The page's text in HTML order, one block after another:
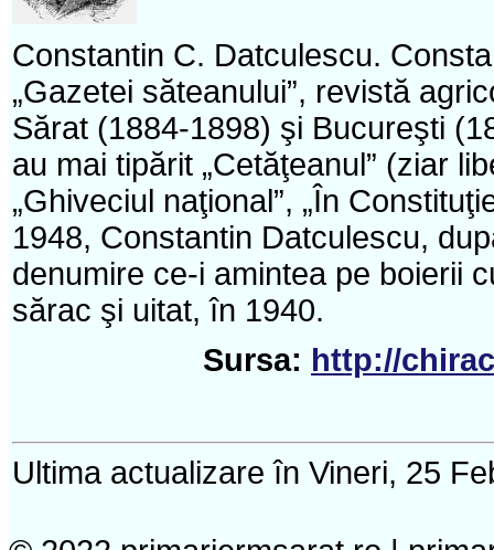
Constantin C. Datculescu.
„Gazetei săteanului”, revistă
Sărat (1884-1898) şi Bucureşti
au mai tipărit „Cetăţeanul” (ziar
„Ghiveciul naţional”, „În
1948, Constantin Datculescu,
denumire ce-i amintea pe boierii
sărac şi uitat, în 1940.
Sursa: http://
Ultima actualizare în Vineri, 25